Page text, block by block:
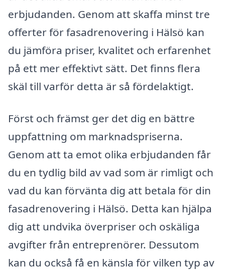
erbjudanden. Genom att skaffa minst tre
offerter för fasadrenovering i Hälsö kan
du jämföra priser, kvalitet och erfarenhet
på ett mer effektivt sätt. Det finns flera
skäl till varför detta är så fördelaktigt.
Först och främst ger det dig en bättre
uppfattning om marknadspriserna.
Genom att ta emot olika erbjudanden får
du en tydlig bild av vad som är rimligt och
vad du kan förvänta dig att betala för din
fasadrenovering i Hälsö. Detta kan hjälpa
dig att undvika överpriser och oskäliga
avgifter från entreprenörer. Dessutom
kan du också få en känsla för vilken typ av